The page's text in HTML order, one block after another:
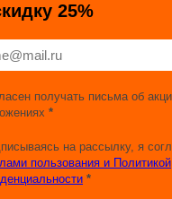
25%
получать письма об
*
на рассылку, я
пользования и Политикой
*